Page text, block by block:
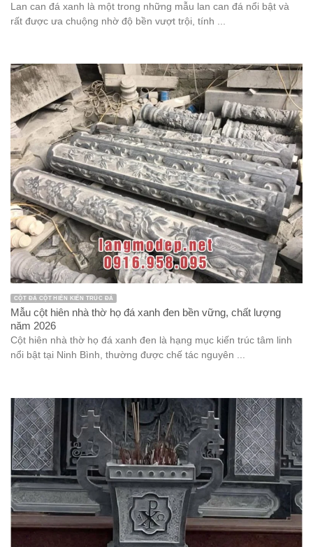
Lan can đá xanh là một trong những mẫu lan can đá nổi bật và
rất được ưa chuộng nhờ độ bền vượt trội, tính ...
CỘT ĐÁ CỘT HIÊN KIẾN TRÚC ĐÁ
Mẫu cột hiên nhà thờ họ đá xanh đen bền vững, chất lượng
năm 2026
Cột hiên nhà thờ họ đá xanh đen là hạng mục kiến trúc tâm linh
nổi bật tại Ninh Bình, thường được chế tác nguyên ...